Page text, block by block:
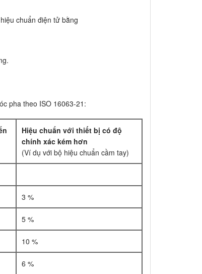
chuẩn điện tử bằng
pha theo ISO 16063-21:
Hiệu chuẩn với thiết bị có độ
chính xác kém hơn
(Ví dụ với bộ hiệu chuẩn cầm tay)
3 %
5 %
10 %
6 %